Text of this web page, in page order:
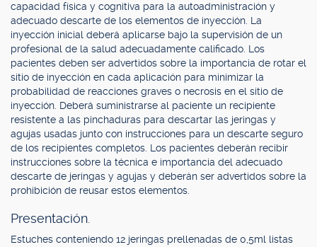
capacidad física y cognitiva para la autoadministración y
adecuado descarte de los elementos de inyección. La
inyección inicial deberá aplicarse bajo la supervisión de un
profesional de la salud adecuadamente calificado. Los
pacientes deben ser advertidos sobre la importancia de rotar el
sitio de inyección en cada aplicación para minimizar la
probabilidad de reacciones graves o necrosis en el sitio de
inyección. Deberá suministrarse al paciente un recipiente
resistente a las pinchaduras para descartar las jeringas y
agujas usadas junto con instrucciones para un descarte seguro
de los recipientes completos. Los pacientes deberán recibir
instrucciones sobre la técnica e importancia del adecuado
descarte de jeringas y agujas y deberán ser advertidos sobre la
prohibición de reusar estos elementos.
Presentación.
Estuches conteniendo 12 jeringas prellenadas de 0,5ml listas